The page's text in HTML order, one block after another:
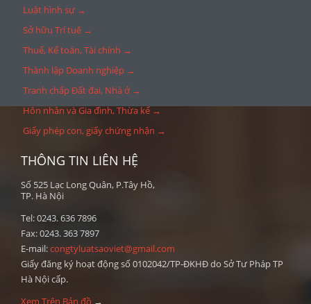
Luật hình sự →
Sở hữu Trí tuệ →
Thuế, Kế toán, Tài chính →
Thành lập Doanh nghiệp →
Tranh chấp Đất đai, Nhà ở →
Hôn nhân và Gia đình, Thừa kế →
Giấy phép con, giấy chứng nhận →
THÔNG TIN LIÊN HỆ
Số 525 Lạc Long Quân, P.Tây Hồ,
TP. Hà Nội
Tel: 0243. 636 7896
Fax: 0243. 363 7897
E-mail:congtyluatsaoviet@gmail.com
Giấy đăng ký hoạt động số 0102042/TP-ĐKHĐ do Sở Tư Pháp TP
Hà Nội cấp.
Xem Trên Bản đồ →